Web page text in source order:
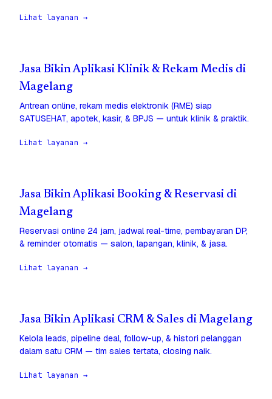
Lihat layanan →
Jasa Bikin Aplikasi Klinik & Rekam Medis di
Magelang
Antrean online, rekam medis elektronik (RME) siap
SATUSEHAT, apotek, kasir, & BPJS — untuk klinik & praktik.
Lihat layanan →
Jasa Bikin Aplikasi Booking & Reservasi di
Magelang
Reservasi online 24 jam, jadwal real-time, pembayaran DP,
& reminder otomatis — salon, lapangan, klinik, & jasa.
Lihat layanan →
Jasa Bikin Aplikasi CRM & Sales di Magelang
Kelola leads, pipeline deal, follow-up, & histori pelanggan
dalam satu CRM — tim sales tertata, closing naik.
Lihat layanan →